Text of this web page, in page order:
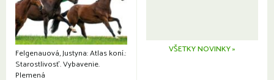
Felgenauová, Justyna: Atlas koní.:
Starostlivosť. Vybavenie.
Plemená
VŠETKY NOVINKY »